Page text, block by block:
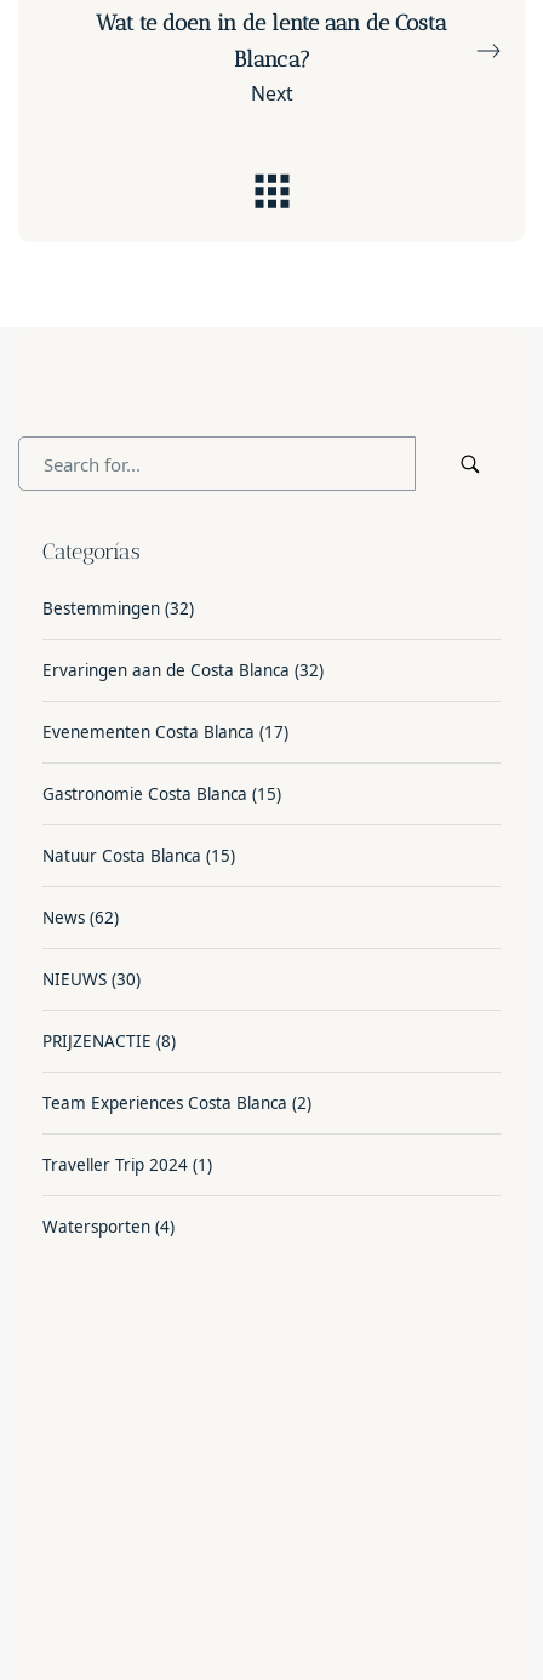
Wat te doen in de lente aan de Costa
Blanca?
Next
Categorías
Bestemmingen (32)
Ervaringen aan de Costa Blanca (32)
Evenementen Costa Blanca (17)
Gastronomie Costa Blanca (15)
Natuur Costa Blanca (15)
News (62)
NIEUWS (30)
PRIJZENACTIE (8)
Team Experiences Costa Blanca (2)
Traveller Trip 2024 (1)
Watersporten (4)